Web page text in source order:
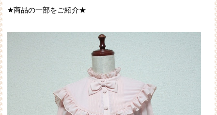
★商品の一部をご紹介★